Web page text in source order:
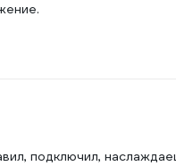
подключил,